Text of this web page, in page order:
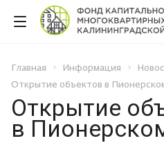
Главная Информация
Открытие объектов в
Открытие
в